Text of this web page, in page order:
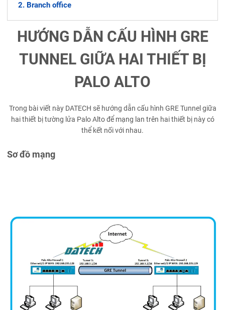
Branch office
HƯỚNG DẪN CẤU HÌNH GRE
TUNNEL GIỮA HAI THIẾT BỊ
PALO ALTO
Trong bài viết này DATECH sẽ hướng dẫn cấu hình GRE Tunnel giữa
hai thiết bị tường lửa Palo Alto để mạng lan trên hai thiết bị này có
thể kết nối với nhau.
Sơ đồ mạng